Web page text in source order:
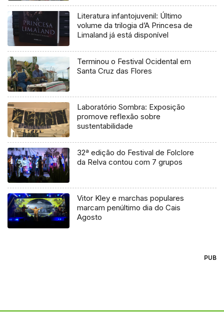
Literatura infantojuvenil: Último
volume da trilogia d’A Princesa de
Limaland já está disponível
Terminou o Festival Ocidental em
Santa Cruz das Flores
Laboratório Sombra: Exposição
promove reflexão sobre
sustentabilidade
32ª edição do Festival de Folclore
da Relva contou com 7 grupos
Vitor Kley e marchas populares
marcam penúltimo dia do Cais
Agosto
PUB